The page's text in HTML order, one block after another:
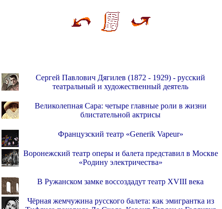
Сергей Павлович Дягилев (1872 - 1929) - русский
театральный и художественный деятель
Великолепная Сара: четыре главные роли в жизни
блистательной актрисы
Французский театр «Generik Vapeur»
Воронежский театр оперы и балета представил в Москве
«Родину электричества»
В Ружанском замке воссоздадут театр XVIII века
Чёрная жемчужина русского балета: как эмигрантка из